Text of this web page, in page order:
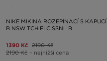
NIKE MIKINA ROZEPÍNACÍ S KAPUCÍ
B NSW TCH FLC SSNL B
1390 Kč 2190 Kč
2190 Kč – nejnižší cena